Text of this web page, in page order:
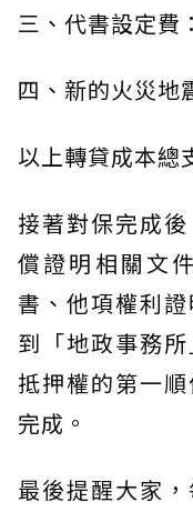
三、代書設定費
四、新的火災地
以上轉貸成本總
接著對保完成
償證明相關文
書、他項權利
到「地政事務
抵押權的第一
完成。
最後提醒大家